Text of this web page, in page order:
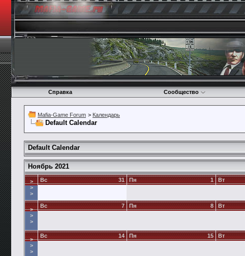
Справка Сообщество
Mafia-Game Forum > Календарь
Default Calendar
Default Calendar
Ноябрь 2021
>
>
>
31
Вс 1
Пн Вт
>
>
>
7
Вс 8
Пн Вт
>
>
>
14
Вс 15
Пн Вт